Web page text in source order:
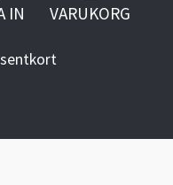
IN VARUKORG